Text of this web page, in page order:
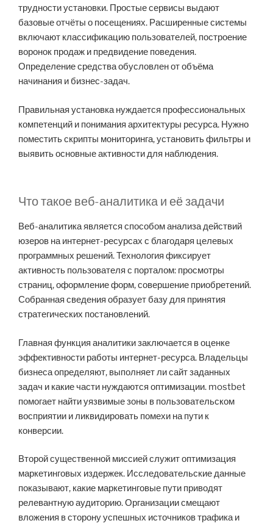
трудности установки. Простые сервисы выдают
базовые отчёты о посещениях. Расширенные системы
включают классификацию пользователей, построение
воронок продаж и предвидение поведения.
Определение средства обусловлен от объёма
начинания и бизнес-задач.
Правильная установка нуждается профессиональных
компетенций и понимания архитектуры ресурса. Нужно
поместить скрипты мониторинга, установить фильтры и
выявить основные активности для наблюдения.
Что такое веб-аналитика и её задачи
Веб-аналитика является способом анализа действий
юзеров на интернет-ресурсах с благодаря целевых
программных решений. Технология фиксирует
активность пользователя с порталом: просмотры
страниц, оформление форм, совершение приобретений.
Собранная сведения образует базу для принятия
стратегических постановлений.
Главная функция аналитики заключается в оценке
эффективности работы интернет-ресурса. Владельцы
бизнеса определяют, выполняет ли сайт заданных
задач и какие части нуждаются оптимизации. mostbet
помогает найти уязвимые зоны в пользовательском
восприятии и ликвидировать помехи на пути к
конверсии.
Второй существенной миссией служит оптимизация
маркетинговых издержек. Исследовательские данные
показывают, какие маркетинговые пути приводят
релевантную аудиторию. Организации смещают
вложения в сторону успешных источников трафика и